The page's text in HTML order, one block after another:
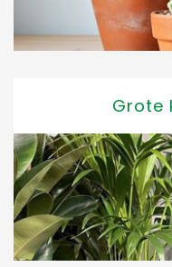
Grote